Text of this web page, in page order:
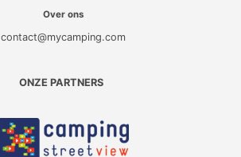
Over ons
contact@mycamping.com
ONZE PARTNERS